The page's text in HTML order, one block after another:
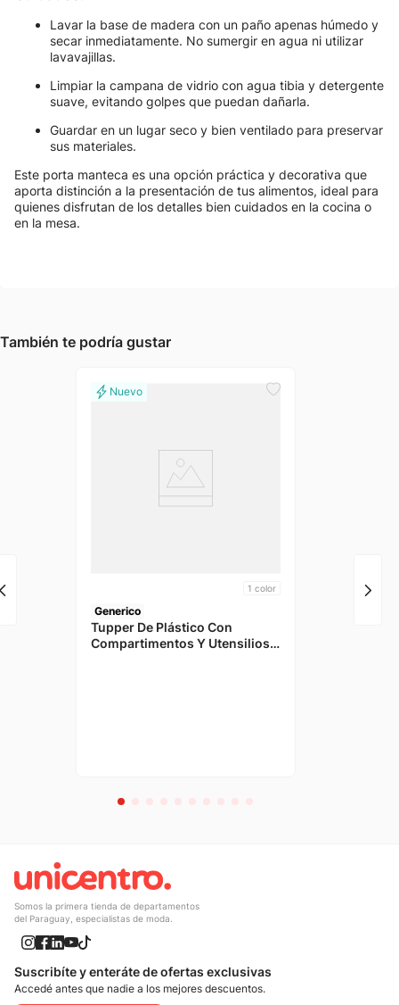
Lavar la base de madera con un paño apenas húmedo y
secar inmediatamente. No sumergir en agua ni utilizar
lavavajillas.
Limpiar la campana de vidrio con agua tibia y detergente
suave, evitando golpes que puedan dañarla.
Guardar en un lugar seco y bien ventilado para preservar
sus materiales.
Este porta manteca es una opción práctica y decorativa que
aporta distinción a la presentación de tus alimentos, ideal para
quienes disfrutan de los detalles bien cuidados en la cocina o
en la mesa.
También te podría gustar
1 color
Generico
Tupper De Plástico Con
Compartimentos Y Utensilios 3
Somos la primera tienda de departamentos
del Paraguay, especialistas de moda.
Suscribíte y enteráte de ofertas exclusivas
Accedé antes que nadie a los mejores descuentos.